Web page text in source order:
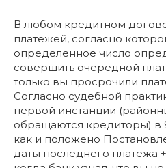
В любом кредитном
платежей, согласно
определенное число
совершить очередной
только вы просрочили
Согласно судебной
первой инстанции
обращаются кредиторы) в
как и положено
даты последнего платежа